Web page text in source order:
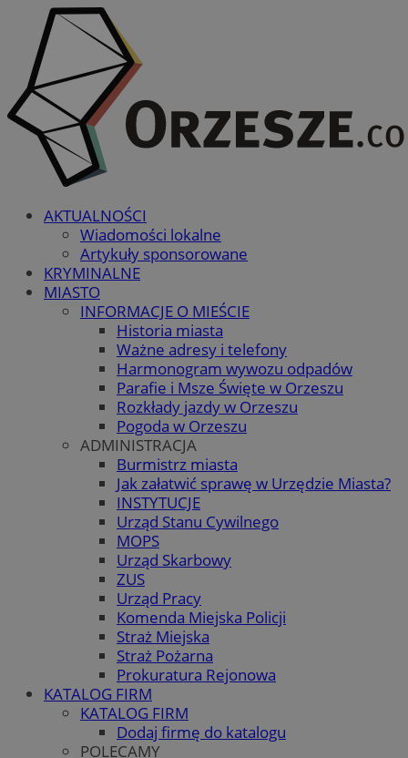
AKTUALNOŚCI
Wiadomości lokalne
Artykuły sponsorowane
KRYMINALNE
MIASTO
INFORMACJE O MIEŚCIE
Historia miasta
Ważne adresy i telefony
Harmonogram wywozu odpadów
Parafie i Msze Święte w Orzeszu
Rozkłady jazdy w Orzeszu
Pogoda w Orzeszu
ADMINISTRACJA
Burmistrz miasta
Jak załatwić sprawę w Urzędzie Miasta?
INSTYTUCJE
Urząd Stanu Cywilnego
MOPS
Urząd Skarbowy
ZUS
Urząd Pracy
Komenda Miejska Policji
Straż Miejska
Straż Pożarna
Prokuratura Rejonowa
KATALOG FIRM
KATALOG FIRM
Dodaj firmę do katalogu
POLECAMY